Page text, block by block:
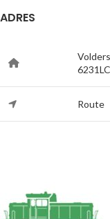
ADRES
Route